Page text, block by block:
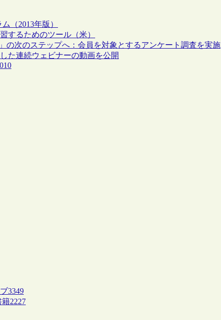
（2013年版）
するためのツール（米）
」の次のステップへ：会員を対象とするアンケート調査を実施
た連続ウェビナーの動画を公開
3349
籍2227